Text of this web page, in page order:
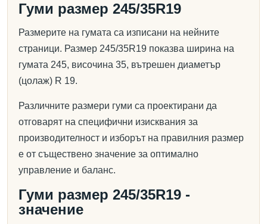
Гуми размер 245/35R19
Размерите на гумата са изписани на нейните
страници. Размер 245/35R19 показва ширина на
гумата 245, височина 35, вътрешен диаметър
(цолаж) R 19.
Различните размери гуми са проектирани да
отговарят на специфични изисквания за
производителност и изборът на правилния размер
е от съществено значение за оптимално
управление и баланс.
Гуми размер 245/35R19 -
значение